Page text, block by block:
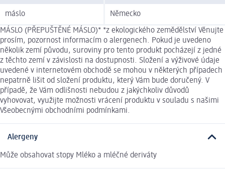
máslo Německo
MÁSLO (PŘEPUŠTĚNÉ MÁSLO)* *z ekologického zemědělství Věnujte
prosím, pozornost informacím o alergenech. Pokud je uvedeno
několik zemí původu, suroviny pro tento produkt pocházejí z jedné
z těchto zemí v závislosti na dostupnosti. Složení a výživové údaje
uvedené v internetovém obchodě se mohou v některých případech
nepatrně lišit od složení produktu, který Vám bude doručený. V
případě, že Vám odlišnosti nebudou z jakýchkoliv důvodů
vyhovovat, využijte možnosti vrácení produktu v souladu s našimi
Všeobecnými obchodními podmínkami.
Alergeny
Může obsahovat stopy Mléko a mléčné deriváty